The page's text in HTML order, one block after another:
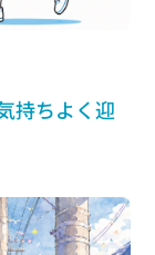
持ちよく迎